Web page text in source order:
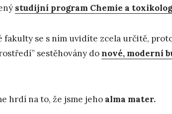
studijní program Chemie a
fakulty se s ním uvidíte zcela určitě,
sestěhovány donové, moderní
hrdí na to, že jsme jeho alma mater.